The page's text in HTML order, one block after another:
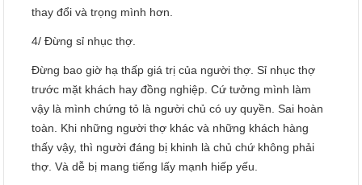
thay đổi và trọng mình hơn.
4/ Đừng sỉ nhục thợ.
Đừng bao giờ hạ thấp giá trị của người thợ. Sỉ nhục thợ
trước mặt khách hay đồng nghiệp. Cứ tưởng mình làm
vậy là mình chứng tỏ là người chủ có uy quyền. Sai hoàn
toàn. Khi những người thợ khác và những khách hàng
thấy vậy, thì người đáng bị khinh là chủ chứ không phải
thợ. Và dễ bị mang tiếng lấy mạnh hiếp yếu.